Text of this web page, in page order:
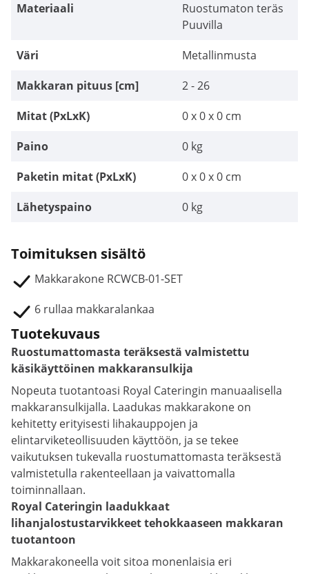
Materiaali
Ruostumaton teräs
Puuvilla
Väri
Metallinmusta
Makkaran pituus [cm]
2 - 26
Mitat (PxLxK)
0 x 0 x 0 cm
Paino
0 kg
Paketin mitat (PxLxK)
0 x 0 x 0 cm
Lähetyspaino
0 kg
Toimituksen sisältö
Makkarakone RCWCB-01-SET
6 rullaa makkaralankaa
Tuotekuvaus
Ruostumattomasta teräksestä valmistettu
käsikäyttöinen makkaransulkija
Nopeuta tuotantoasi Royal Cateringin manuaalisella
makkaransulkijalla. Laadukas makkarakone on
kehitetty erityisesti lihakauppojen ja
elintarviketeollisuuden käyttöön, ja se tekee
vaikutuksen tukevalla ruostumattomasta teräksestä
valmistetulla rakenteellaan ja vaivattomalla
toiminnallaan.
Royal Cateringin laadukkaat
lihanjalostustarvikkeet tehokkaaseen makkaran
tuotantoon
Makkarakoneella voit sitoa monenlaisia eri